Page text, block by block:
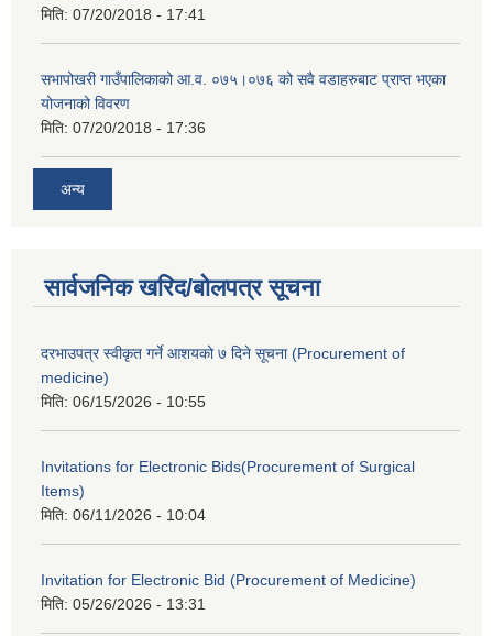
मिति: 07/20/2018 - 17:41
सभापोखरी गाउँपालिकाको आ.व. ०७५।०७६ को सवै वडाहरुबाट प्राप्त भएका
योजनाको विवरण
मिति: 07/20/2018 - 17:36
अन्य
सार्वजनिक खरिद/बोलपत्र सूचना
दरभाउपत्र स्वीकृत गर्ने आशयको ७ दिने सूचना (Procurement of
medicine)
मिति: 06/15/2026 - 10:55
Invitations for Electronic Bids(Procurement of Surgical
Items)
मिति: 06/11/2026 - 10:04
Invitation for Electronic Bid (Procurement of Medicine)
मिति: 05/26/2026 - 13:31